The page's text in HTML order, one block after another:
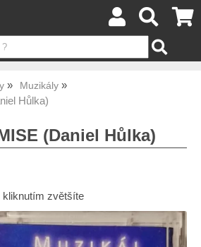
Muzikály
Hůlka)
(Daniel Hůlka)
kliknutím zvětšíte